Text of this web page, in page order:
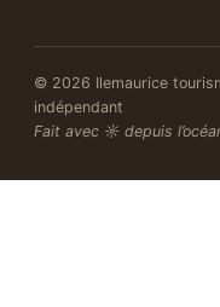
© 2026 Ilemaurice
indépendant
Fait avec ☼ depuis